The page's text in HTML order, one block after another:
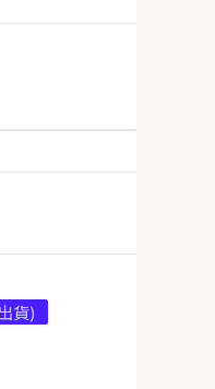
貨)